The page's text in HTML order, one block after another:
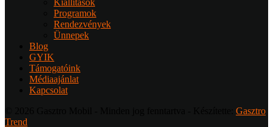
Kiállítások
Programok
Rendezvények
Ünnepek
Blog
GYIK
Támogatóink
Médiaajánlat
Kapcsolat
Gasztro
Trend